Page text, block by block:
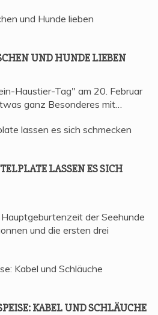
UND HUN­DE LIEBEN
Haustier-Tag" am 20. Februar
ganz Besonderes mit…
LAS­SEN ES SICH
der Seehunde
und die ersten drei
KABEL UND SCHLÄUCHE